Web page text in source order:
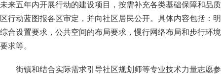
未来五年内开展行动的建设项目，按需补充各类基础保障和品
区行动蓝图报各区审定，并向社区居民公开。具体内容包括：
综合设置要求，公共空间的布局要求，慢行网络布局和步行环
要求等。
街镇和结合实际需求引导社区规划师等专业技术力量志愿